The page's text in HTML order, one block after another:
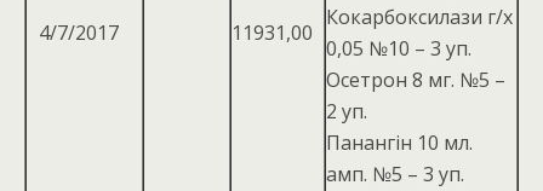
4/7/2017 11931,00
Кокарбоксилази г/х
0,05 №10 – 3 уп.
Осетрон 8 мг. №5 –
2 уп.
Панангін 10 мл.
амп. №5 – 3 уп.